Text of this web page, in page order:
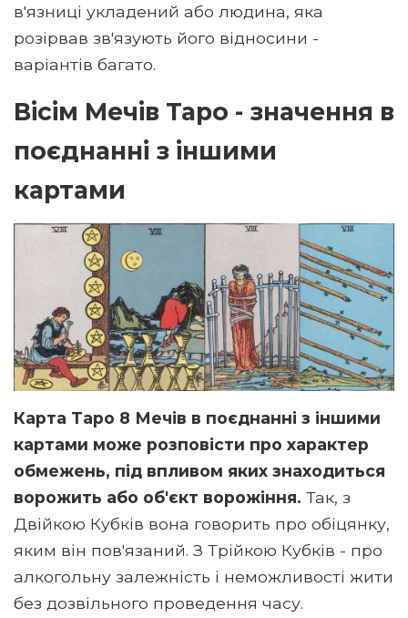
в'язниці укладений або людина, яка
розірвав зв'язують його відносини -
варіантів багато.
Вісім Мечів Таро - значення в
поєднанні з іншими
картами
Карта Таро 8 Мечів в поєднанні з іншими
картами може розповісти про характер
обмежень, під впливом яких знаходиться
ворожить або об'єкт ворожіння. Так, з
Двійкою Кубків вона говорить про обіцянку,
яким він пов'язаний. З Трійкою Кубків - про
алкогольну залежність і неможливості жити
без дозвільного проведення часу.